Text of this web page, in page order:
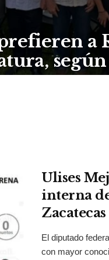
a
Ulises
interna
El diputado
con mayor